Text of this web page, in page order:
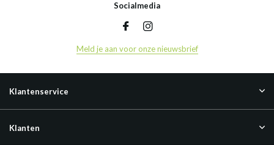
Socialmedia
Meld je aan voor onze nieuwsbrief
Klantenservice
Klanten